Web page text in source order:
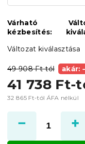
49 908 Ft-tól akár:
41 738 Ft-
32 865 Ft-tól ÁFA nélkül
Változat kiválasztása
Várható
kézbesítés: